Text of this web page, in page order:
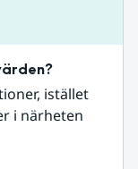
istället
i närheten